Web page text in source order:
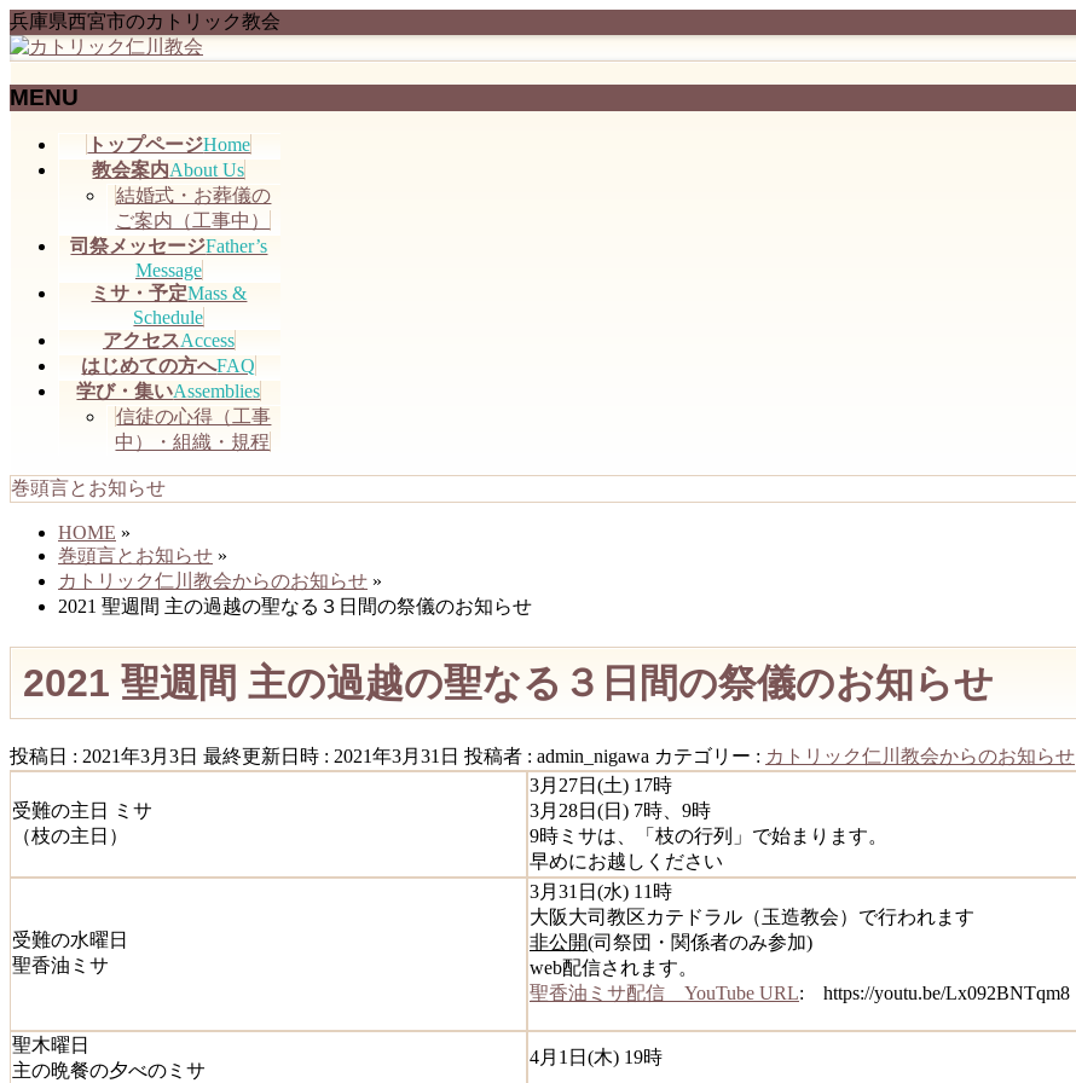
兵庫県西宮市のカトリック教会
MENU
トップページHome
教会案内About Us
結婚式・お葬儀の
ご案内（工事中）
司祭メッセージFather’s
Message
ミサ・予定Mass &
Schedule
アクセスAccess
はじめての方へFAQ
学び・集いAssemblies
信徒の心得（工事
中）・組織・規程
巻頭言とお知らせ
HOME »
巻頭言とお知らせ »
カトリック仁川教会からのお知らせ »
2021 聖週間 主の過越の聖なる３日間の祭儀のお知らせ
2021 聖週間 主の過越の聖なる３日間の祭儀のお知らせ
投稿日 : 2021年3月3日 最終更新日時 : 2021年3月31日 投稿者 : admin_nigawa カテゴリー : カトリック仁川教会からのお知らせ
受難の主日 ミサ
（枝の主日）
3月27日(土) 17時
3月28日(日) 7時、9時
9時ミサは、「枝の行列」で始まります。
早めにお越しください
受難の水曜日
聖香油ミサ
3月31日(水) 11時
大阪大司教区カテドラル（玉造教会）で行われます
非公開(司祭団・関係者のみ参加)
web配信されます。
聖香油ミサ配信 YouTube URL: https://youtu.be/Lx092BNTqm8
聖木曜日
主の晩餐の夕べのミサ
4月1日(木) 19時